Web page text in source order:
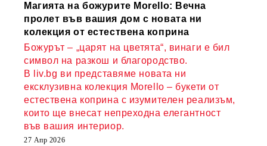
Магията на божурите Morello: Вечна
пролет във вашия дом с новата ни
колекция от естествена коприна
Божурът – „царят на цветята“, винаги е бил
символ на разкош и благородство.
В liv.bg ви представяме новата ни
ексклузивна колекция Morello – букети от
естествена коприна с изумителен реализъм,
които ще внесат непреходна елегантност
във вашия интериор.
27 Апр 2026